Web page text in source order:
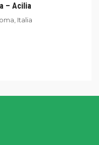
– Acilia
Italia